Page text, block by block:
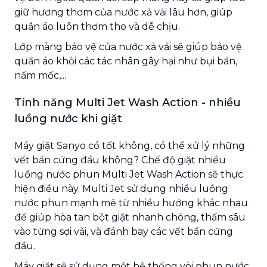
giữ hương thơm của nước xả vải lâu hơn, giúp
quần áo luôn thơm tho và dễ chịu.
Lớp màng bảo vệ của nước xả vải sẽ giúp bảo vệ
quần áo khỏi các tác nhân gây hại như bụi bẩn,
nấm mốc,...
Tính năng Multi Jet Wash Action - nhiều
luồng nước khi giặt
Máy giặt Sanyo có tốt không, có thể xử lý những
vết bẩn cứng đầu không? Chế độ giặt nhiều
luồng nước phun Multi Jet Wash Action sẽ thực
hiện điều này. Multi Jet sử dụng nhiều luồng
nước phun mạnh mẽ từ nhiều hướng khác nhau
để giúp hòa tan bột giặt nhanh chóng, thấm sâu
vào từng sợi vải, và đánh bay các vết bẩn cứng
đầu.